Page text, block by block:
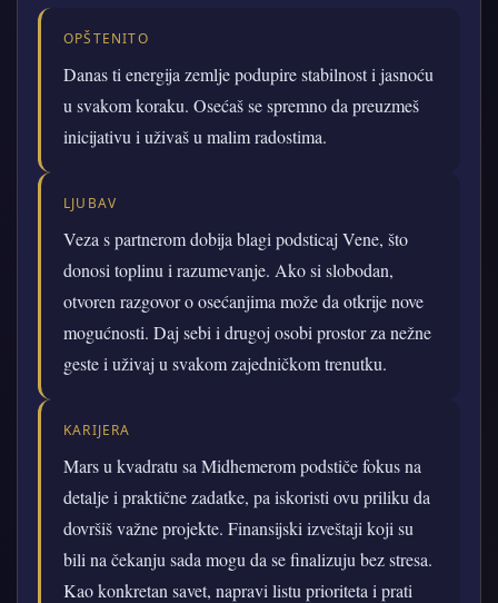
OPŠTENITO
Danas ti energija zemlje podupire stabilnost i jasnoću
u svakom koraku. Osećaš se spremno da preuzmeš
inicijativu i uživaš u malim radostima.
LJUBAV
Veza s partnerom dobija blagi podsticaj Vene, što
donosi toplinu i razumevanje. Ako si slobodan,
otvoren razgovor o osećanjima može da otkrije nove
mogućnosti. Daj sebi i drugoj osobi prostor za nežne
geste i uživaj u svakom zajedničkom trenutku.
KARIJERA
Mars u kvadratu sa Midhemerom podstiče fokus na
detalje i praktične zadatke, pa iskoristi ovu priliku da
dovršiš važne projekte. Finansijski izveštaji koji su
bili na čekanju sada mogu da se finalizuju bez stresa.
Kao konkretan savet, napravi listu prioriteta i prati